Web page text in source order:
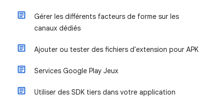
Gérer les différents facteurs de forme sur les
canaux dédiés
Ajouter ou tester des fichiers d'extension pour APK
Services Google Play Jeux
Utiliser des SDK tiers dans votre application